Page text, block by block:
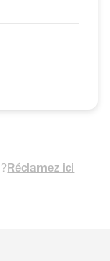
Réclamez ici